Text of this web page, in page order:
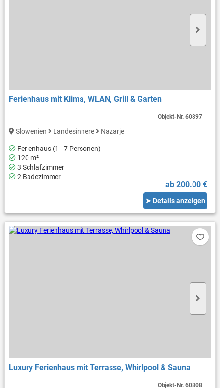
Ferienhaus mit Klima, WLAN, Grill & Garten
Slowenien Landesinnere Nazarje
Ferienhaus (1 - 7 Personen)
120 m²
3 Schlafzimmer
2 Badezimmer
ab 200.00 €
➤ Details anzeigen
Objekt-Nr.60897
Luxury Ferienhaus mit Terrasse, Whirlpool & Sauna
Objekt-Nr.60808